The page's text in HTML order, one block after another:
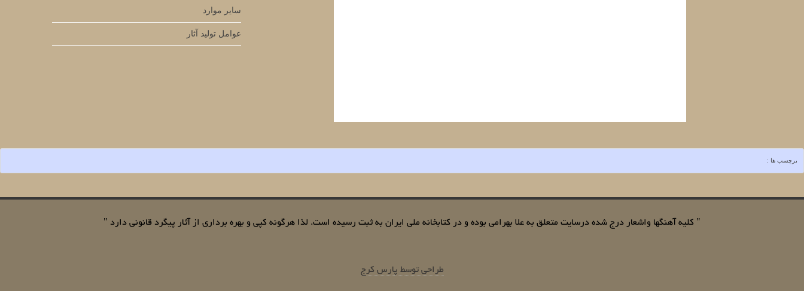
سایر موارد
عوامل تولید آثار
برچسب ها :
" کلیه آهنگها واشعار درج شده درسایت متعلق به علا بهرامی بوده و در کتابخانه ملی ایران به ثبت رسیده است. لذا هرگونه کپی و بهره برداری از آثار پیگرد قانونی دارد "
طراحی توسط پارس کرج